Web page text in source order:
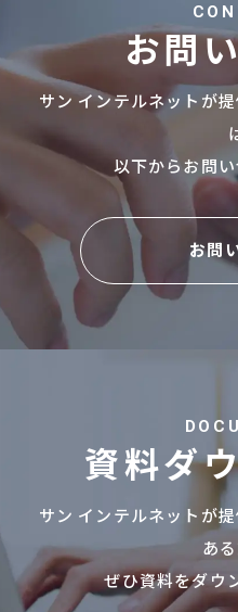
お問
サン インテルネットが
以下からお問い
お問
お問
資料ダ
サン インテルネットが
あ
ぜひ資料をダウ